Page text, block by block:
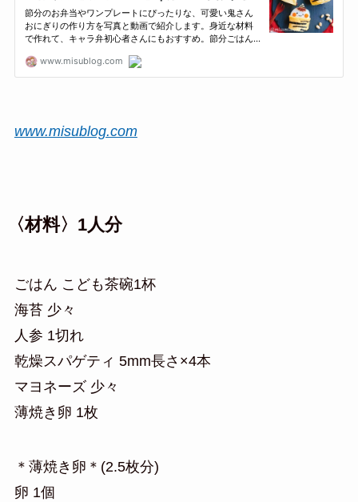
www.misublog.com
〈材料〉1人分
ごはん こども茶碗1杯
海苔 少々
人参 1切れ
乾燥スパゲティ 5mm長さ×4本
マヨネーズ 少々
薄焼き卵 1枚
＊薄焼き卵＊(2.5枚分)
卵 1個